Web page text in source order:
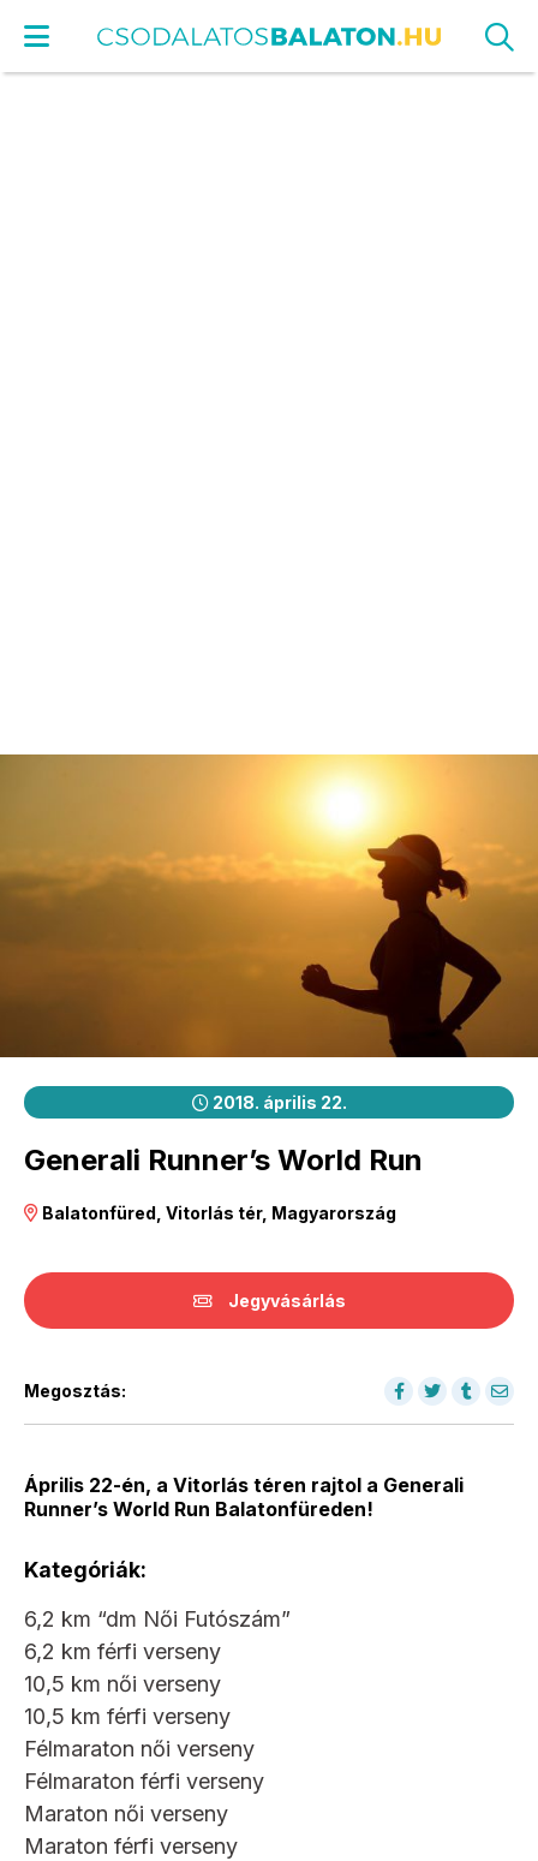
2018. április 22.
Generali Runner’s World Run
Balatonfüred, Vitorlás tér, Magyarország
Jegyvásárlás
Megosztás:
Április 22-én, a Vitorlás téren rajtol a Generali
Runner’s World Run Balatonfüreden!
Kategóriák:
6,2 km “dm Női Futószám”
6,2 km férfi verseny
10,5 km női verseny
10,5 km férfi verseny
Félmaraton női verseny
Félmaraton férfi verseny
Maraton női verseny
Maraton férfi verseny